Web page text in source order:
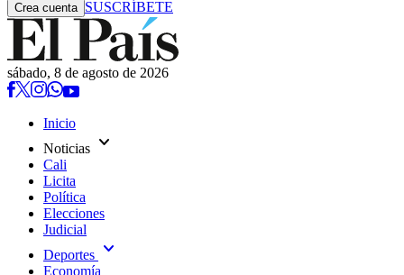
Crea cuenta SUSCRÍBETE
sábado, 8 de agosto de 2026
Inicio
Noticias expand_more
Cali
Licita
Política
Elecciones
Judicial
Deportes expand_more
Economía